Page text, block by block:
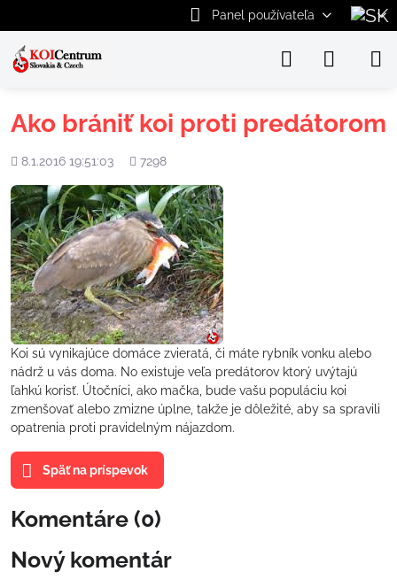
Panel používateľa
Ako brániť koi proti predátorom
Pridané
8.1.2016 19:51:03
Počet
7298
Koi sú vynikajúce domáce zvieratá, či máte rybník vonku alebo
nádrž u vás doma. No existuje veľa predátorov ktorý uvýtajú
ľahkú korisť. Útočníci, ako mačka, bude vašu populáciu koi
zmenšovať alebo zmizne úplne, takže je dôležité, aby sa spravili
opatrenia proti pravidelným nájazdom.
Späť na príspevok
Komentáre (0)
Nový komentár